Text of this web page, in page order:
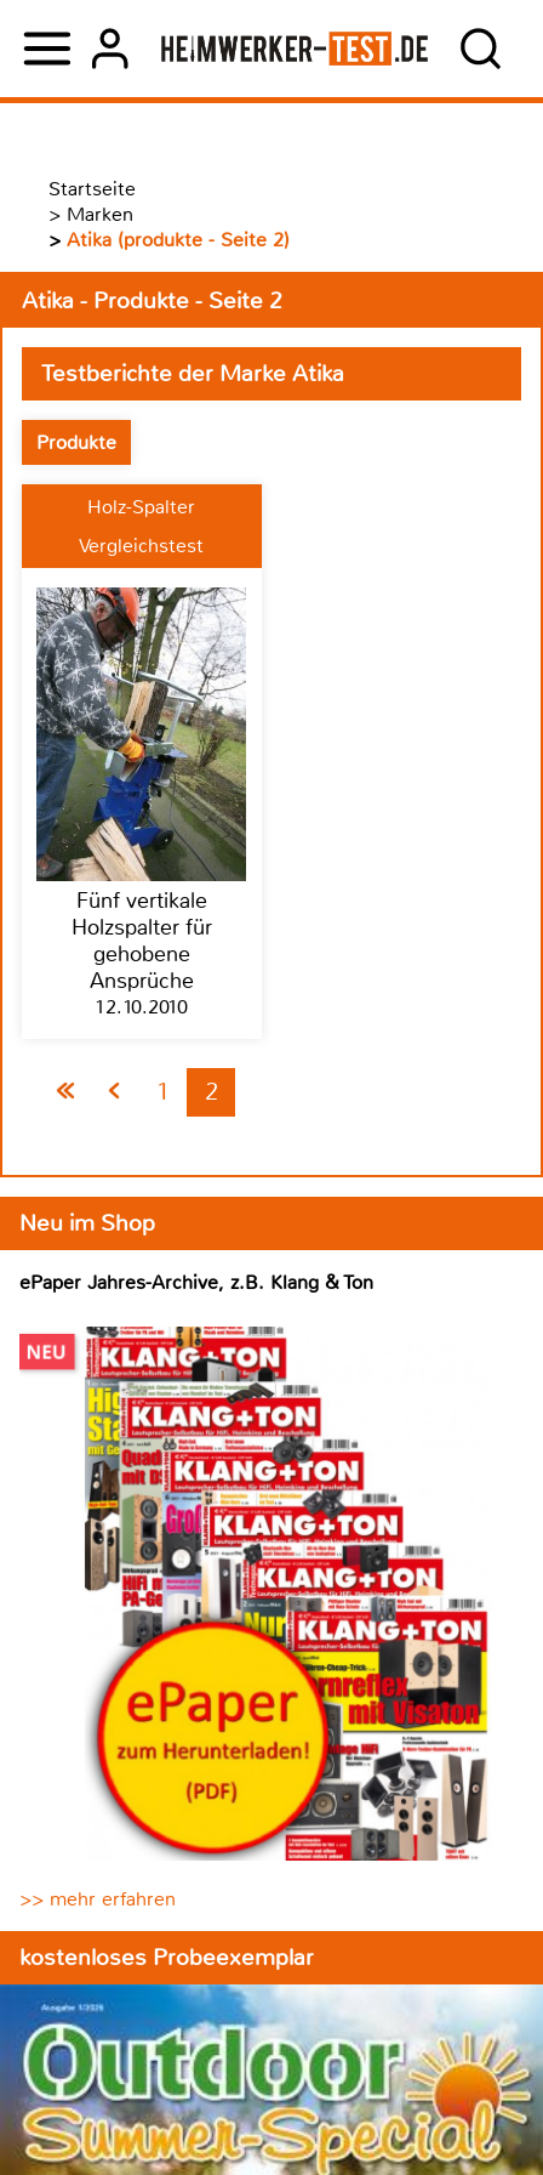
Startseite
> Marken
> Atika (produkte - Seite 2)
Atika - Produkte - Seite 2
Testberichte der Marke Atika
Produkte
Holz-Spalter
Vergleichstest
Fünf vertikale
Holzspalter für
gehobene
Ansprüche
12.10.2010
1 2
Neu im Shop
ePaper Jahres-Archive, z.B. Klang & Ton
>> mehr erfahren
kostenloses Probeexemplar